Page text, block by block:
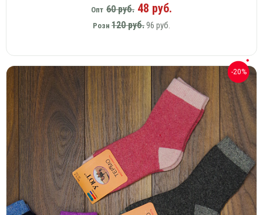
Опт 60 руб. 48 руб.
Розн 120 руб.96 руб.
-20%